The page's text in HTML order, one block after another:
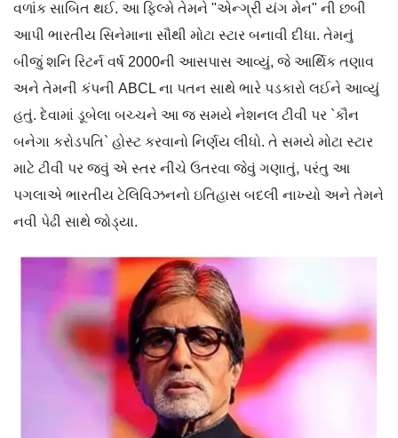
વળાંક સાબિત થઈ. આ ફિલ્મે તેમને "એન્ગ્રી યંગ મેન" ની છબી
આપી ભારતીય સિનેમાના સૌથી મોટા સ્ટાર બનાવી દીધા. તેમનું
બીજું શનિ રિટર્ન વર્ષ 2000ની આસપાસ આવ્યું, જે આર્થિક તણાવ
અને તેમની કંપની ABCL ના પતન સાથે ભારે પડકારો લઈને આવ્યું
હતું. દેવામાં ડૂબેલા બચ્ચને આ જ સમયે નેશનલ ટીવી પર `કૌન
બનેગા કરોડપતિ` હોસ્ટ કરવાનો નિર્ણય લીધો. તે સમયે મોટા સ્ટાર
માટે ટીવી પર જવું એ સ્તર નીચે ઉતરવા જેવું ગણાતું, પરંતુ આ
પગલાએ ભારતીય ટેલિવિઝનનો ઇતિહાસ બદલી નાખ્યો અને તેમને
નવી પેઢી સાથે જોડ્યા.